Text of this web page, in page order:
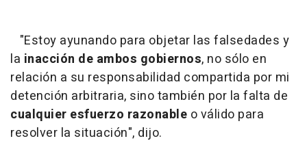
"Estoy ayunando para objetar las falsedades y
la inacción de ambos gobiernos, no sólo en
relación a su responsabilidad compartida por mi
detención arbitraria, sino también por la falta de
cualquier esfuerzo razonable o válido para
resolver la situación", dijo.